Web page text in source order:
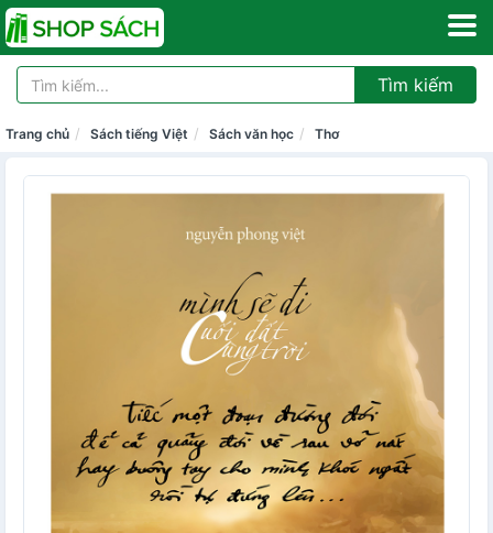
Tìm kiếm
Trang chủ Sách tiếng Việt Sách văn học Thơ